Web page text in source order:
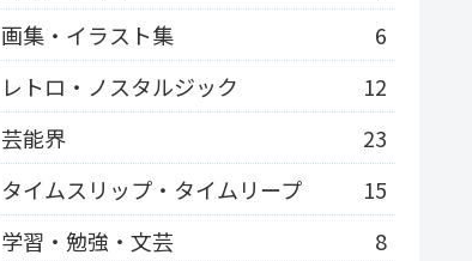
画集・イラスト集
6
レトロ・ノスタルジック
12
芸能界
23
タイムスリップ・タイムリープ
15
学習・勉強・文芸
8